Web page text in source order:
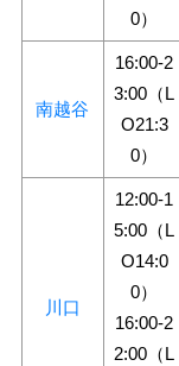
0）
南越谷
16:00-2
3:00（L
O21:3
0）
川口
12:00-1
5:00（L
O14:0
0）
16:00-2
2:00（L